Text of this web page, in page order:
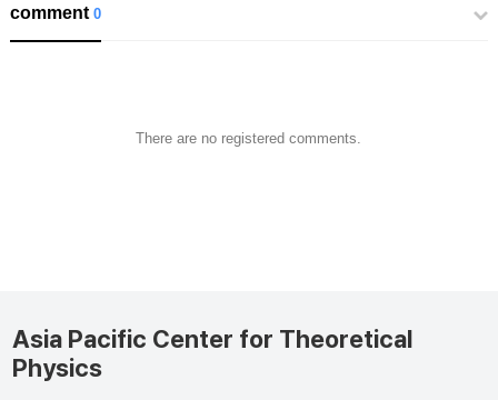
comment0
There are no registered comments.
Asia Pacific Center for Theoretical
Physics